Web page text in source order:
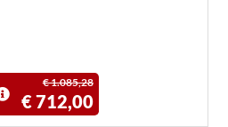
€ 1.085,28
€ 712,00